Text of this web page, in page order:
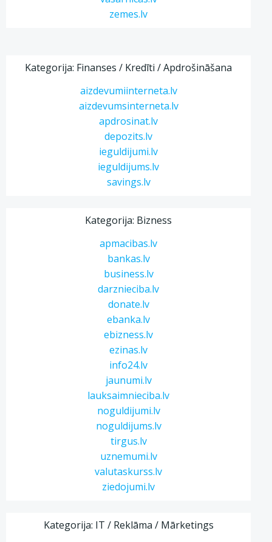
zemes.lv
Kategorija: Finanses / Kredīti / Apdrošināšana
aizdevumiinterneta.lv
aizdevumsinterneta.lv
apdrosinat.lv
depozits.lv
ieguldijumi.lv
ieguldijums.lv
savings.lv
Kategorija: Bizness
apmacibas.lv
bankas.lv
business.lv
darznieciba.lv
donate.lv
ebanka.lv
ebizness.lv
ezinas.lv
info24.lv
jaunumi.lv
lauksaimnieciba.lv
noguldijumi.lv
noguldijums.lv
tirgus.lv
uznemumi.lv
valutaskurss.lv
ziedojumi.lv
Kategorija: IT / Reklāma / Mārketings